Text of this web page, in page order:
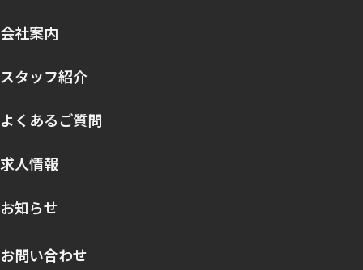
会社案内
スタッフ紹介
よくあるご質問
求人情報
お知らせ
お問い合わせ